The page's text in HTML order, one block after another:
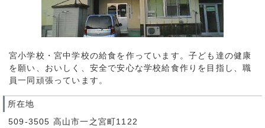
宮小学校・宮中学校の給食を作っています。子ども達の健康
を願い、おいしく、安全で安心な学校給食作りを目指し、職
員一同頑張っています。
所在地
509-3505 高山市一之宮町1122